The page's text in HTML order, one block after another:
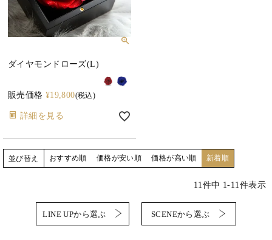
ダイヤモンドローズ(L)
販売価格 ¥19,800 税込
詳細を見る
並び替え おすすめ順 価格が安い順 価格が高い順 新着順
11件中 1-11件表示
LINE UPから選ぶ SCENEから選ぶ